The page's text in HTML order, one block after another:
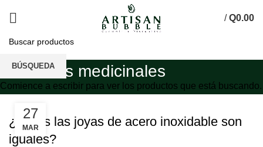
/ Q0.00
Pulseras medicinales
27
MAR
¿Todas las joyas de acero inoxidable son
iguales?
BÚSQUEDA
Comience a escribir para ver los productos que está buscando.